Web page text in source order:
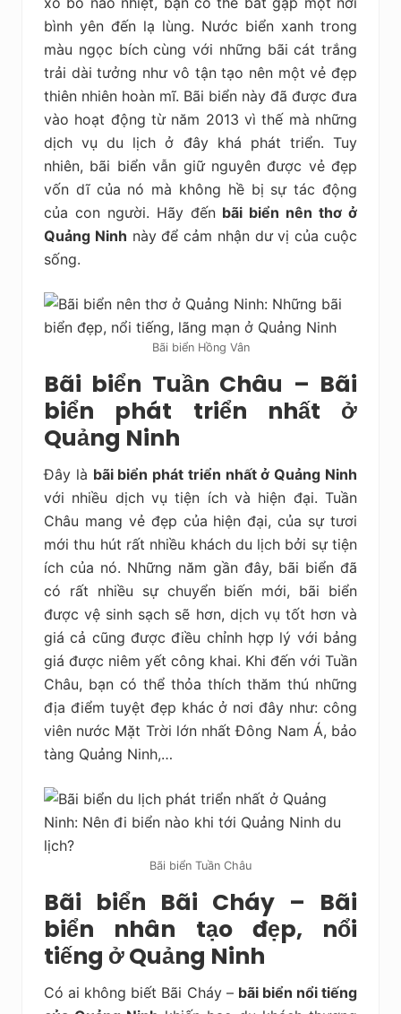
bình yên đến lạ lùng. Nước biển xanh trong
màu ngọc bích cùng với những bãi cát trắng
trải dài tưởng như vô tận tạo nên một vẻ đẹp
thiên nhiên hoàn mĩ. Bãi biển này đã được đưa
vào hoạt động từ năm 2013 vì thế mà những
dịch vụ du lịch ở đây khá phát triển. Tuy
nhiên, bãi biển vẫn giữ nguyên được vẻ đẹp
vốn dĩ của nó mà không hề bị sự tác động
của con người. Hãy đến bãi biển nên thơ ở
Quảng Ninh này để cảm nhận dư vị của cuộc
sống.
Bãi biển Hồng Vân
Bãi biển Tuần Châu – Bãi
biển phát triển nhất ở
Quảng Ninh
Đây là bãi biển phát triển nhất ở Quảng Ninh
với nhiều dịch vụ tiện ích và hiện đại. Tuần
Châu mang vẻ đẹp của hiện đại, của sự tươi
mới thu hút rất nhiều khách du lịch bởi sự tiện
ích của nó. Những năm gần đây, bãi biển đã
có rất nhiều sự chuyển biến mới, bãi biển
được vệ sinh sạch sẽ hơn, dịch vụ tốt hơn và
giá cả cũng được điều chỉnh hợp lý với bảng
giá được niêm yết công khai. Khi đến với Tuần
Châu, bạn có thể thỏa thích thăm thú những
địa điểm tuyệt đẹp khác ở nơi đây như: công
viên nước Mặt Trời lớn nhất Đông Nam Á, bảo
tàng Quảng Ninh,…
Bãi biển Tuần Châu
Bãi biển Bãi Cháy – Bãi
biển nhân tạo đẹp, nổi
tiếng ở Quảng Ninh
Có ai không biết Bãi Cháy – bãi biển nổi tiếng